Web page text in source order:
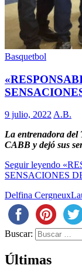
Basquetbol
9 julio, 2022 A.B.
La entrenadora del
CABB y dejó sus
Seguir leyendo
SENSACIONES
Delfina Cergneux
Buscar:
Últimas